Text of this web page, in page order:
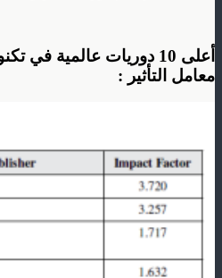
أعلى 10 دوريات عالمية
معامل التأثير :